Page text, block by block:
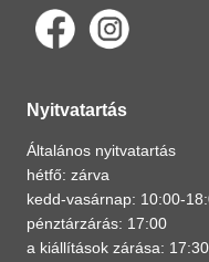
Nyitvatartás
Általános nyitvatartás
hétfő: zárva
kedd-vasárnap: 10:00-
pénztárzárás: 17:00
a kiállítások zárása: